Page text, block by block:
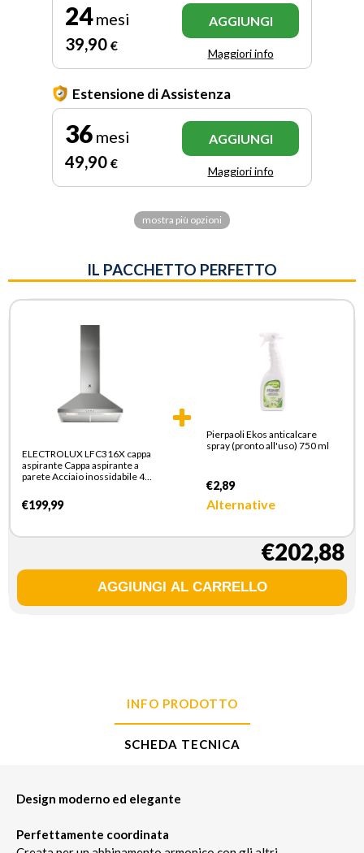
24mesi
39,90 €
AGGIUNGI
Maggiori info
Estensione di Assistenza
36 mesi
49,90 €
AGGIUNGI
Maggiori info
mostra più opzioni
IL PACCHETTO PERFETTO
ELECTROLUX LFC316X cappa
aspirante Cappa aspirante a
parete Acciaio inossidabile 420
€199,99
Pierpaoli Ekos anticalcare
spray (pronto all'uso) 750 ml
€2,89
Alternative
€202,88
INFO PRODOTTO
SCHEDA TECNICA
Design moderno ed elegante
Perfettamente coordinata